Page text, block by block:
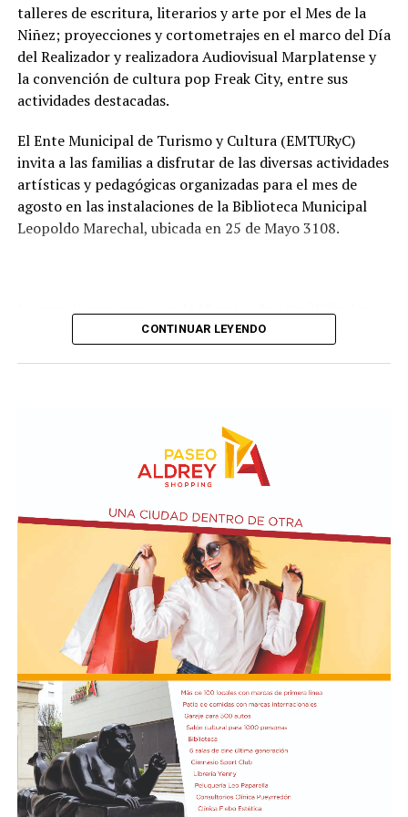
Tras la apertura de sobres, el expediente continuará su
recorrido administrativo con la intervención de la
Comisión de Estudio de Ofertas y Adjudicación, que
tendrá a su cargo la evaluación de las propuestas
obra.
talleres de escritura, literarios y arte por el Mes de la
Niñez; proyecciones y cortometrajes en el marco del Día
del Realizador y realizadora Audiovisual Marplatense y
la convención de cultura pop Freak City, entre sus
actividades destacadas.
El Ente Municipal de Turismo y Cultura (EMTURyC)
invita a las familias a disfrutar de las diversas actividades
artísticas y pedagógicas organizadas para el mes de
agosto en las instalaciones de la Biblioteca Municipal
Leopoldo Marechal, ubicada en 25 de Mayo 3108.
Culturales”, a cargo del grupo Cul Mardel, que se podrá
10 a 12 en la Biblioteca de Autores Marplatenses,
ubicada en el primer piso del edificio.
En relación al Ciclo Mes de la Niñez, este viernes 7 de
agosto a las 17:30 se presentarán “Los cuentos de
Charo” y la narración de poesías populares infantiles a
cargo de María del Rosario Gerez Martínez.
En tanto, el viernes 21 a las 17:30 se desarrollará “El
Cerebro Mágico: construyendo preguntas, respuestas y
circuitos”, a cargo de María Paula Algote. Se trata de un
taller práctico de arte, ciencia y tecnología en el que al
finalizar cada participante se lleva su propia creación
terminada. Es una actividad arancelada (incluye
materiales) destinada a niños a partir de los 6 años.
CONTINUAR LEYENDO